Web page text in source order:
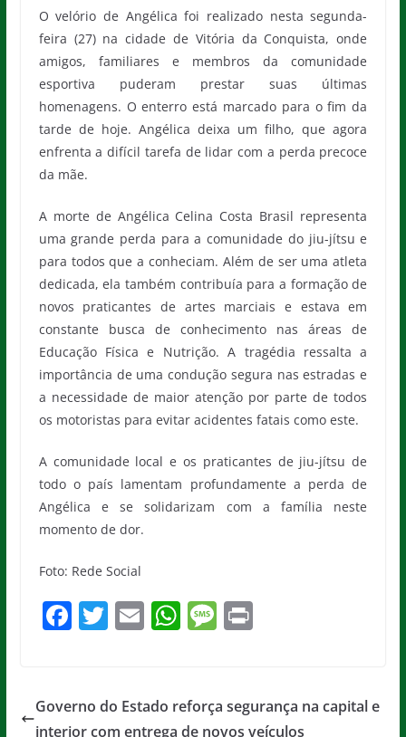
O velório de Angélica foi realizado nesta segunda-
feira (27) na cidade de Vitória da Conquista, onde
amigos, familiares e membros da comunidade
esportiva puderam prestar suas últimas
homenagens. O enterro está marcado para o fim da
tarde de hoje. Angélica deixa um filho, que agora
enfrenta a difícil tarefa de lidar com a perda precoce
da mãe.
A morte de Angélica Celina Costa Brasil representa
uma grande perda para a comunidade do jiu-jítsu e
para todos que a conheciam. Além de ser uma atleta
dedicada, ela também contribuía para a formação de
novos praticantes de artes marciais e estava em
constante busca de conhecimento nas áreas de
Educação Física e Nutrição. A tragédia ressalta a
importância de uma condução segura nas estradas e
a necessidade de maior atenção por parte de todos
os motoristas para evitar acidentes fatais como este.
A comunidade local e os praticantes de jiu-jítsu de
todo o país lamentam profundamente a perda de
Angélica e se solidarizam com a família neste
momento de dor.
Foto: Rede Social
F
e
T
er
E
l
W
s
M
a
Pr
Governo do Estado reforça segurança na capital e
interior com entrega de novos veículos